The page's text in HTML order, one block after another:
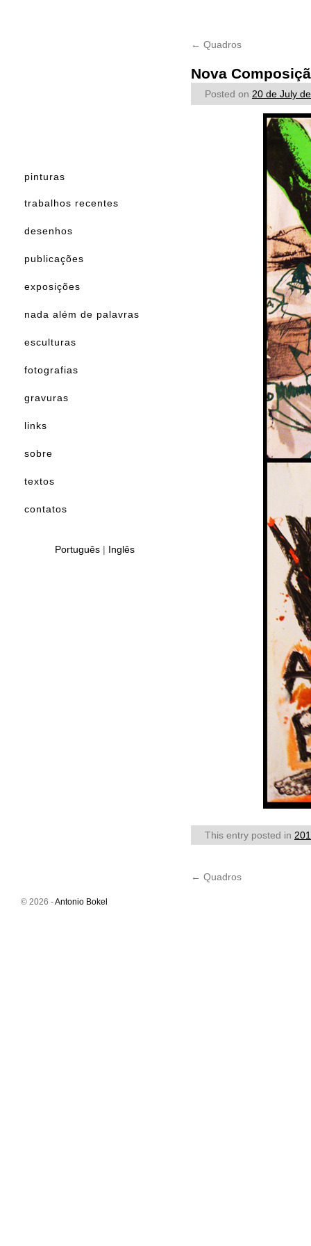
← Quadros
Nova
Posted on 20 de July
This entry posted in
← Quadros
pinturas
trabalhos recentes
desenhos
publicações
exposições
nada além de palavras
esculturas
fotografias
gravuras
links
sobre
textos
contatos
Português | Inglês
© 2026 -Antonio Bokel